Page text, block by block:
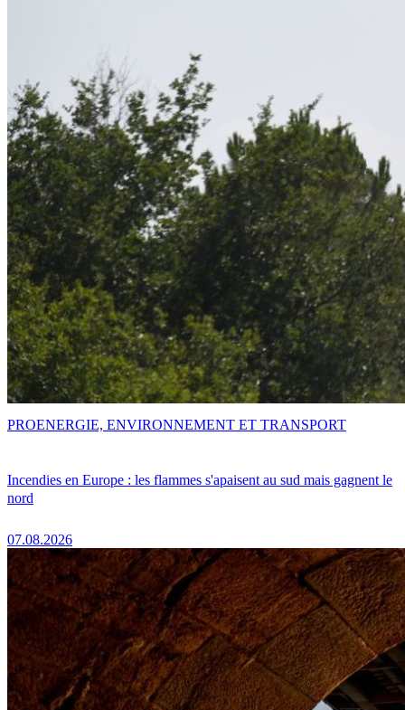
Incendies en Europe : les flammes s'apaisent au sud mais gagnent le
nord
07.08.2026
PROENERGIE, ENVIRONNEMENT ET TRANSPORT